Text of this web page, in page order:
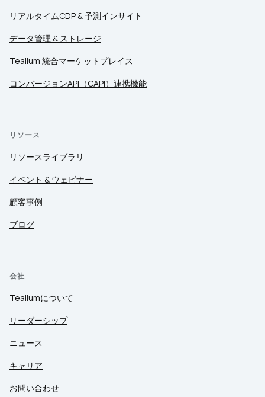
リアルタイムCDP & 予測インサイト
データ管理 & ストレージ
Tealium 統合マーケットプレイス
コンバージョンAPI（CAPI）連携機能
リソース
リソースライブラリ
イベント & ウェビナー
顧客事例
ブログ
会社
Tealiumについて
リーダーシップ
ニュース
キャリア
お問い合わせ